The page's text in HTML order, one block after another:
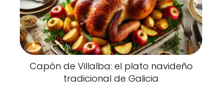
Capón de Villalba: el plato navideño
tradicional de Galicia